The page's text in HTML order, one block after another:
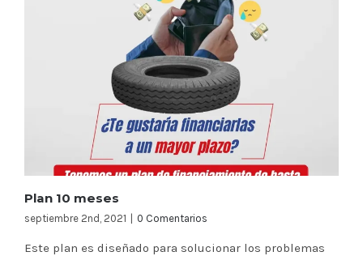
Plan 10 meses
septiembre 2nd, 2021 0 Comentarios
Este plan es diseñado para solucionar los problemas